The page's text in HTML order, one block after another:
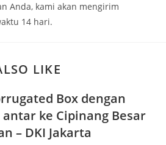
Anda, kami akan mengirim
14 hari.
LIKE
Box dengan
ke Cipinang Besar
– DKI Jakarta